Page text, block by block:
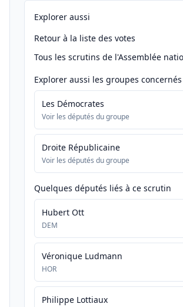
Explorer aussi
Retour à la liste des votes
Tous les scrutins de l'Assemblée
Explorer aussi les groupes concernés
Les Démocrates
Voir les députés du groupe
Droite Républicaine
Voir les députés du groupe
Quelques députés liés à ce scrutin
Hubert Ott
DEM
Véronique Ludmann
HOR
Philippe Lottiaux